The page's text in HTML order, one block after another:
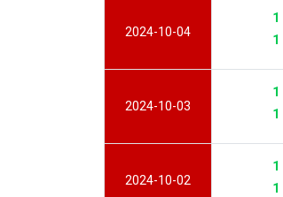
2024-10-04
1
1
2024-10-03
1
1
2024-10-02
1
1